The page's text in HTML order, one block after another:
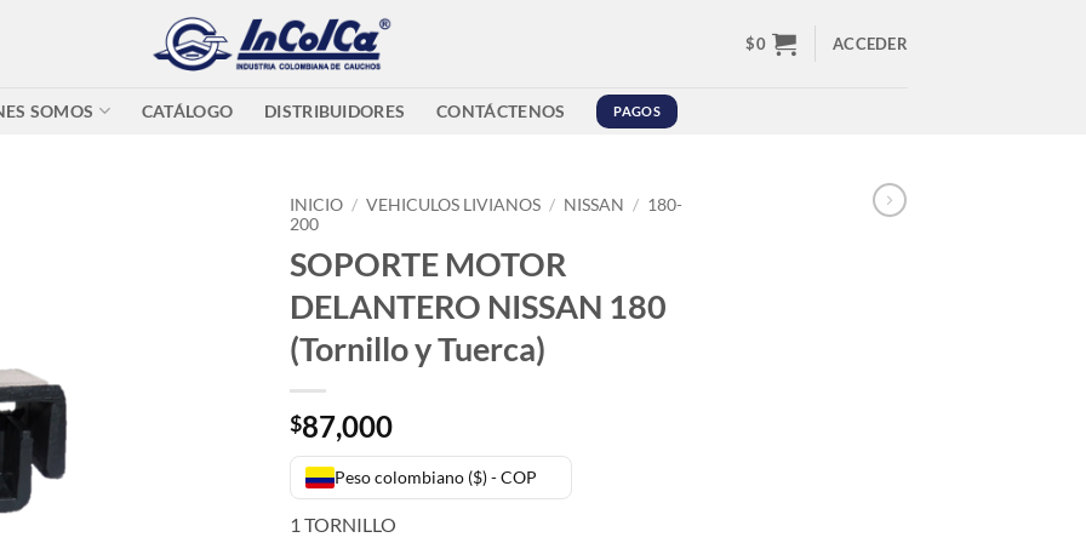
$0 ACCEDER
SOMOS CATÁLOGO DISTRIBUIDORES CONTÁCTENOS PAGOS
INICIO / VEHICULOS LIVIANOS / NISSAN / 180-
200
SOPORTE MOTOR
DELANTERO NISSAN 180
(Tornillo y Tuerca)
$87,000
Peso colombiano ($) - COP
1 TORNILLO